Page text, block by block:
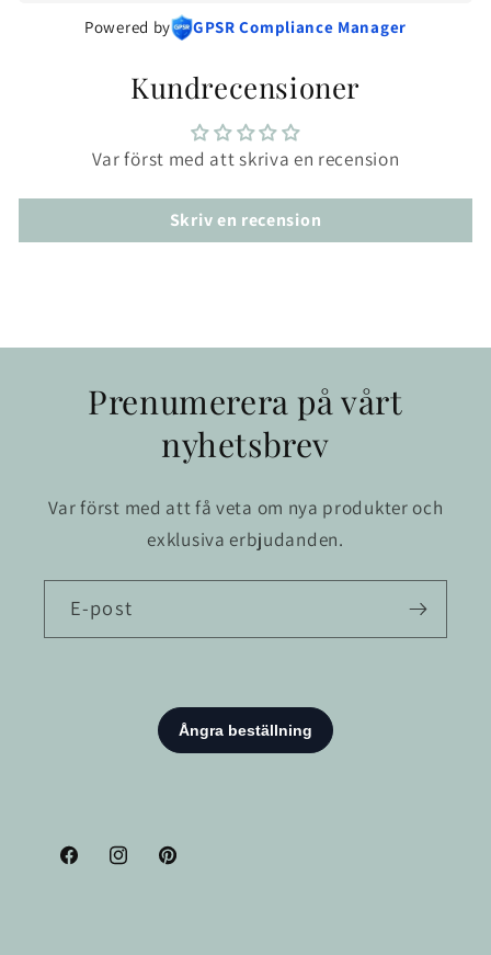
Powered by GPSR Compliance Manager
Kundrecensioner
Var först med att skriva en recension
Skriv en recension
Prenumerera på vårt
nyhetsbrev
Var först med att få veta om nya produkter och
exklusiva erbjudanden.
E-post
FacebookInstagramPinterest